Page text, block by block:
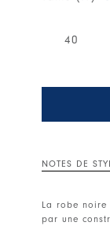
40
NOTES DE
La robe
par une